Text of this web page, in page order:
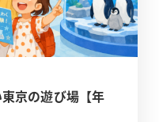
京の遊び場【年